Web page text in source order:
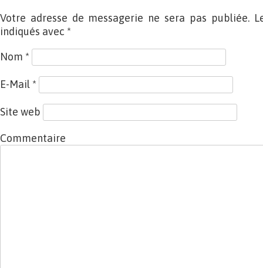
Votre adresse de messagerie ne sera pas publiée.
indiqués avec *
Nom *
E-Mail *
Site web
Commentaire